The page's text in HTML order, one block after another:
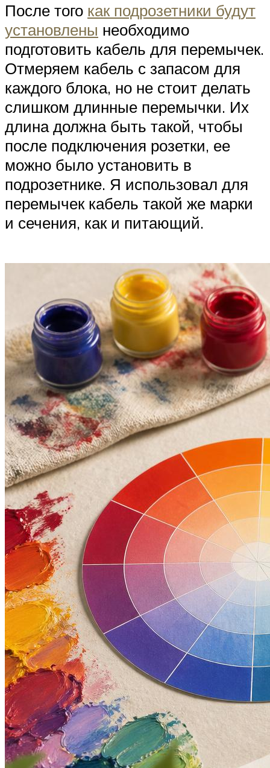
После того как подрозетники будут
установлены необходимо
подготовить кабель для перемычек.
Отмеряем кабель с запасом для
каждого блока, но не стоит делать
слишком длинные перемычки. Их
длина должна быть такой, чтобы
после подключения розетки, ее
можно было установить в
подрозетнике. Я использовал для
перемычек кабель такой же марки
и сечения, как и питающий.